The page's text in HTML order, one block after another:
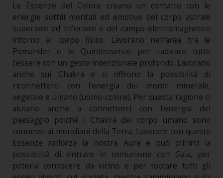
Le Essenze del Colore creano un contatto con le
energie sottili mentali ed emotive del corpo astrale
superiore ed inferiore e del campo elettromagnetico
intorno al corpo fisico. Lavorano nell'area tra le
Pomander e le Quintessenze per radicare tutto
l'essere con un gesto intenzionale profondo. Lavorano
anche sui Chakra e ci offrono la possibilità di
riconnetterci con l'energia dei mondi minerale,
vegetale e umano (uomo-colore). Per questa ragione ci
aiutano anche a connetterci con l'energia del
paesaggio poiché i Chakra del corpo umano sono
connessi ai meridiani della Terra. Lavorare con queste
Essenze rafforza la nostra Aura e può offrirci la
possibilità di entrare in comunione con Gaia, per
poterla conoscere da vicino e per toccare tutti gli